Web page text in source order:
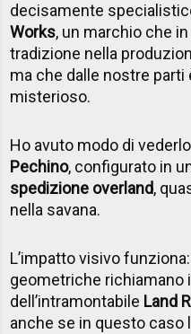
decisamente
Works, un marchio che
tradizione nella
ma che dalle nostre
misterioso.
Ho avuto modo di
Pechino, configurato in
spedizione overland,
nella savana.
L’impatto visivo
geometriche richiamano
dell’intramontabile Land
anche se in questo caso